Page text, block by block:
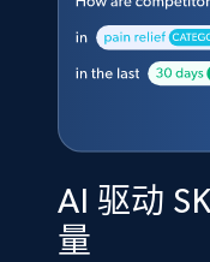
AI 驱动
量